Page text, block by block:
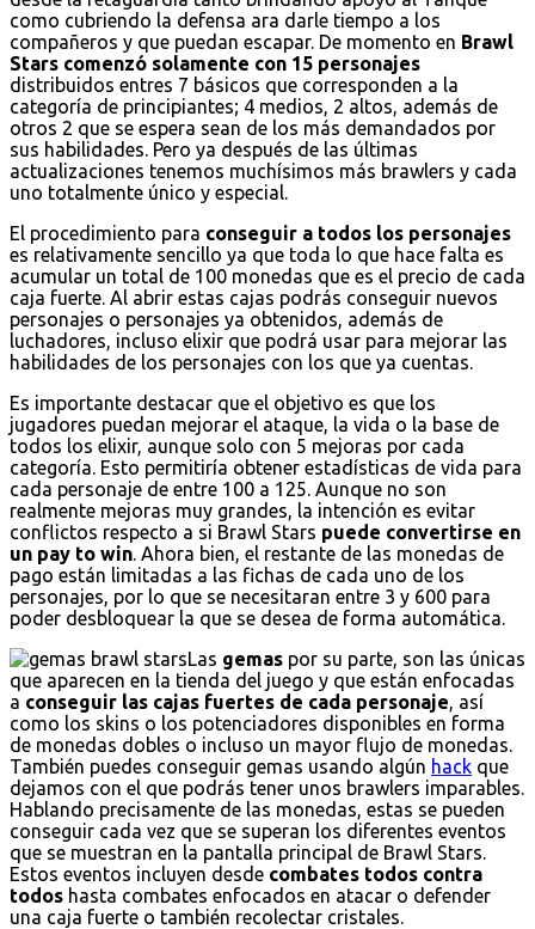
como cubriendo la defensa ara darle tiempo a los
compañeros y que puedan escapar. De momento en Brawl
Stars comenzó solamente con 15 personajes
distribuidos entres 7 básicos que corresponden a la
categoría de principiantes; 4 medios, 2 altos, además de
otros 2 que se espera sean de los más demandados por
sus habilidades. Pero ya después de las últimas
actualizaciones tenemos muchísimos más brawlers y cada
uno totalmente único y especial.
El procedimiento para conseguir a todos los personajes
es relativamente sencillo ya que toda lo que hace falta es
acumular un total de 100 monedas que es el precio de cada
caja fuerte. Al abrir estas cajas podrás conseguir nuevos
personajes o personajes ya obtenidos, además de
luchadores, incluso elixir que podrá usar para mejorar las
habilidades de los personajes con los que ya cuentas.
Es importante destacar que el objetivo es que los
jugadores puedan mejorar el ataque, la vida o la base de
todos los elixir, aunque solo con 5 mejoras por cada
categoría. Esto permitiría obtener estadísticas de vida para
cada personaje de entre 100 a 125. Aunque no son
realmente mejoras muy grandes, la intención es evitar
conflictos respecto a si Brawl Stars puede convertirse en
un pay to win . Ahora bien, el restante de las monedas de
pago están limitadas a las fichas de cada uno de los
personajes, por lo que se necesitaran entre 3 y 600 para
poder desbloquear la que se desea de forma automática.
Las gemas por su parte, son las únicas
que aparecen en la tienda del juego y que están enfocadas
a conseguir las cajas fuertes de cada personaje , así
como los skins o los potenciadores disponibles en forma
de monedas dobles o incluso un mayor flujo de monedas.
También puedes conseguir gemas usando algún hack que
dejamos con el que podrás tener unos brawlers imparables.
Hablando precisamente de las monedas, estas se pueden
conseguir cada vez que se superan los diferentes eventos
que se muestran en la pantalla principal de Brawl Stars.
Estos eventos incluyen desde combates todos contra
todos hasta combates enfocados en atacar o defender
una caja fuerte o también recolectar cristales.